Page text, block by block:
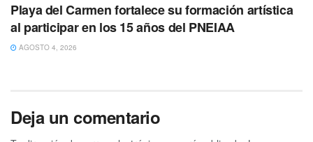
Playa del Carmen fortalece su formación artística
al participar en los 15 años del PNEIAA
AGOSTO 4, 2026
Deja un comentario